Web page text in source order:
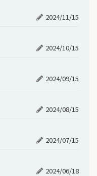
2024/11/15
2024/10/15
2024/09/15
2024/08/15
2024/07/15
2024/06/18